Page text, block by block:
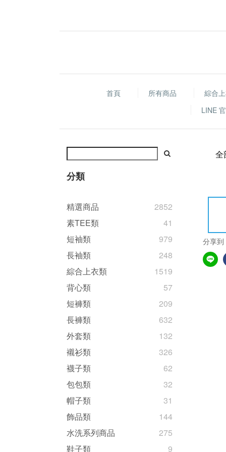
首頁 所有商品 綜合
LINE
分類
精選商品
2852
素TEE類
41
短袖類
979
長袖類
248
綜合上衣類
1519
背心類
57
短褲類
209
長褲類
632
外套類
132
襯衫類
326
襪子類
62
包包類
32
帽子類
31
飾品類
144
水洗系列商品
275
鞋子類
9
全
分享到